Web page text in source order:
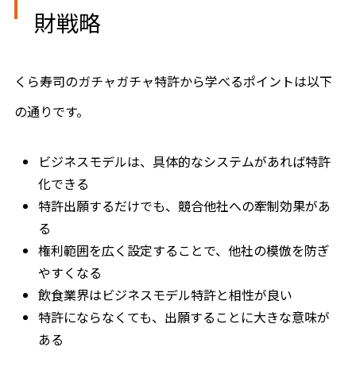
財戦略
くら寿司のガチャガチャ特許から学べるポイントは以下
の通りです。
ビジネスモデルは、具体的なシステムがあれば特許
化できる
特許出願するだけでも、競合他社への牽制効果があ
る
権利範囲を広く設定することで、他社の模倣を防ぎ
やすくなる
飲食業界はビジネスモデル特許と相性が良い
特許にならなくても、出願することに大きな意味が
ある